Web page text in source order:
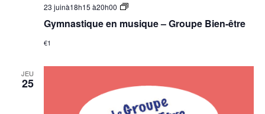
Gymnastique en musique – Groupe Bien-être
23 juinà18h15 à20h00
Groupe
être
€1
JEU
25